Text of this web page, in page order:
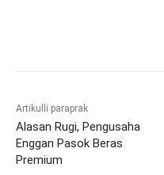
Artikulli paraprak
Alasan Rugi, Pengusaha
Enggan Pasok Beras
Premium